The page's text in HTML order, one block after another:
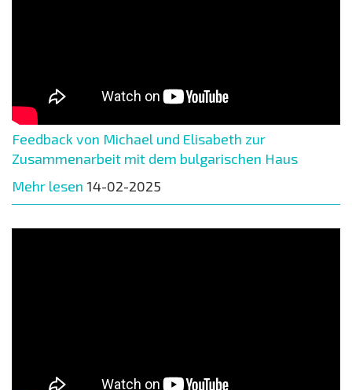
Feedback von Michael und Elisabeth zur
Zusammenarbeit mit dem bulgarischen Haus
Mehr lesen 14-02-2025